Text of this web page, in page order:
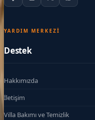
YARDIM MERKEZI
Destek
Hakkımızda
İletişim
Villa Bakımı ve Temizlik